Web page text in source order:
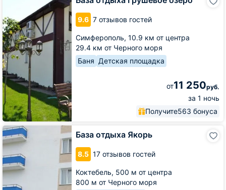
9.6 7 отзывов гостей
Симферополь, 10.9 км от центра
29.4 км от Черного моря
Баня Детская площадка
от11 250руб.
за 1 ночь
Получите563 бонуса
Грушевое
озеро
База отдыха Якорь
8.5 17 отзывов гостей
Коктебель, 500 м от центра
800 м от Черного моря
База
отдыха
Якорь